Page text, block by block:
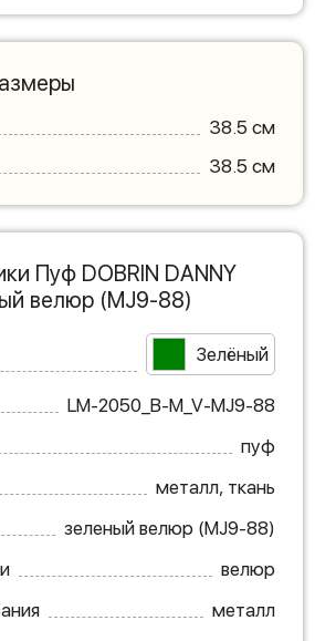
38.5 см
38.5 см
Пуф DOBRIN DANNY
велюр (MJ9-88)
Зелёный
LM-2050_B-M_V-MJ9-88
пуф
металл, ткань
зеленый велюр (MJ9-88)
велюр
металл